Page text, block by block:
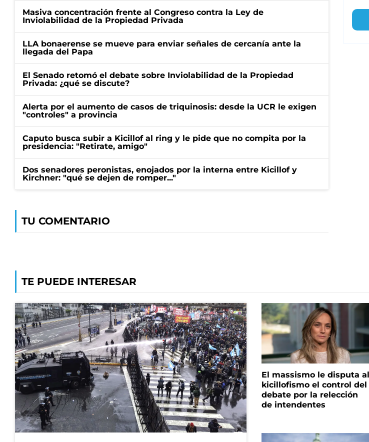
Masiva concentración frente al Congreso contra la Ley de
Inviolabilidad de la Propiedad Privada
LLA bonaerense se mueve para enviar señales de cercanía ante la
llegada del Papa
El Senado retomó el debate sobre Inviolabilidad de la Propiedad
Privada: ¿qué se discute?
Alerta por el aumento de casos de triquinosis: desde la UCR le exigen
"controles" a provincia
Caputo busca subir a Kicillof al ring y le pide que no compita por la
presidencia: "Retirate, amigo"
Dos senadores peronistas, enojados por la interna entre Kicillof y
Kirchner: "qué se dejen de romper..."
TU COMENTARIO
TE PUEDE INTERESAR
El massismo le disputa al
kicillofismo el control del
debate por la relección
de intendentes